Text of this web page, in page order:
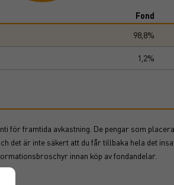
Fond
98,8%
1,2%
för framtida avkastning. De pengar som
det är inte säkert att du får tillbaka hela det
innan köp av fondandelar.